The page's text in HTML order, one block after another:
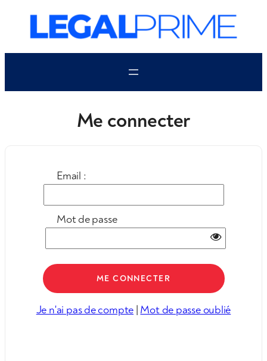
contenu
Me connecter
Email :
Mot de passe
Je n'ai pas de compte | Mot de passe oublié